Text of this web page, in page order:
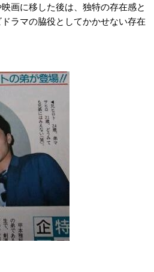
画に移した後は、独特の存在感と
ラマの脇役としてかかせない存在